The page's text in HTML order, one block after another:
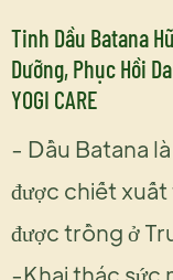
Tinh Dầu Batana
Dưỡng, Phục Hồi
YOGI CARE
- Dầu Batana
được chiết xuất
được trồng ở